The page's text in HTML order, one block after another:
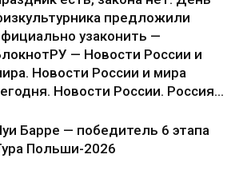
предложили
узаконить —
— Новости России и
Новости России и мира
Новости России. Россия...
Барре — победитель 6 этапа
Польши-2026